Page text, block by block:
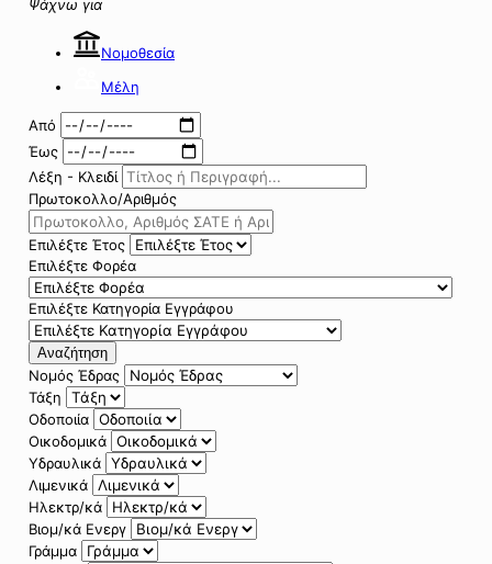
Ψάχνω για
Νομοθεσία
Μέλη
Από
Έως
Λέξη - Κλειδί
Πρωτοκολλο/Αριθμός
Επιλέξτε Έτος
Επιλέξτε Φορέα
Επιλέξτε Κατηγορία Εγγράφου
Αναζήτηση
Νομός Έδρας
Τάξη
Οδοποιία
Οικοδομικά
Υδραυλικά
Λιμενικά
Ηλεκτρ/κά
Βιομ/κά Ενεργ
Γράμμα